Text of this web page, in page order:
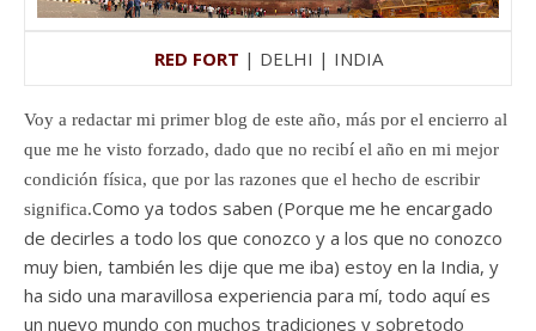
RED FORT | DELHI | INDIA
Voy a redactar mi primer blog de este año, más por el encierro al
que me he visto forzado, dado que no recibí el año en mi mejor
condición física, que por las razones que el hecho de escribir
significa.Como ya todos saben (Porque me he encargado
de decirles a todo los que conozco y a los que no conozco
muy bien, también les dije que me iba) estoy en la India, y
ha sido una maravillosa experiencia para mí, todo aquí es
un nuevo mundo con muchos tradiciones y sobretodo